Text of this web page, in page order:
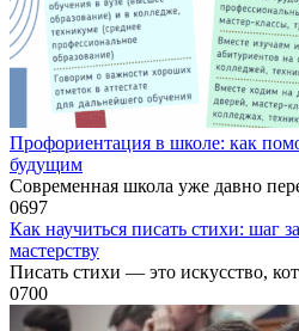
Профориентация в школе: как
будущим
Современная школа уже давно
0697
Как научиться писать стихи: шаг
мастерству
Писать стихи — это искусство,
0700